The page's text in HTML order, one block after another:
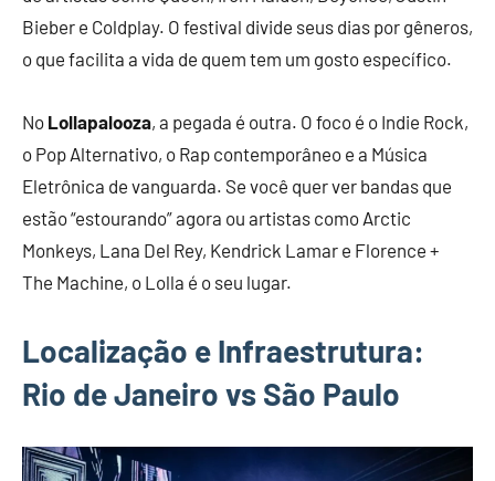
Bieber e Coldplay. O festival divide seus dias por gêneros,
o que facilita a vida de quem tem um gosto específico.
No Lollapalooza, a pegada é outra. O foco é o Indie Rock,
o Pop Alternativo, o Rap contemporâneo e a Música
Eletrônica de vanguarda. Se você quer ver bandas que
estão “estourando” agora ou artistas como Arctic
Monkeys, Lana Del Rey, Kendrick Lamar e Florence +
The Machine, o Lolla é o seu lugar.
Localização e Infraestrutura:
Rio de Janeiro vs São Paulo